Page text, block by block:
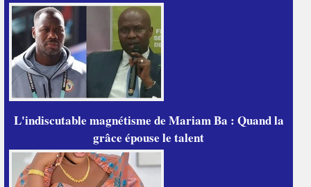
L'indiscutable magnétisme de Mariam Ba : Quand la
grâce épouse le talent